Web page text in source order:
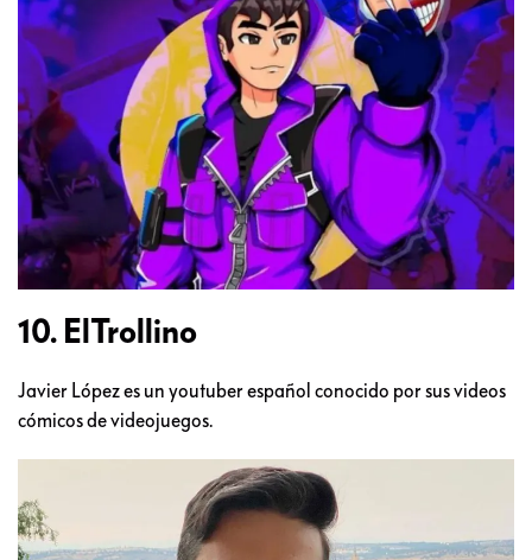
10. ElTrollino
Javier López es un youtuber español conocido por sus videos
cómicos de videojuegos.